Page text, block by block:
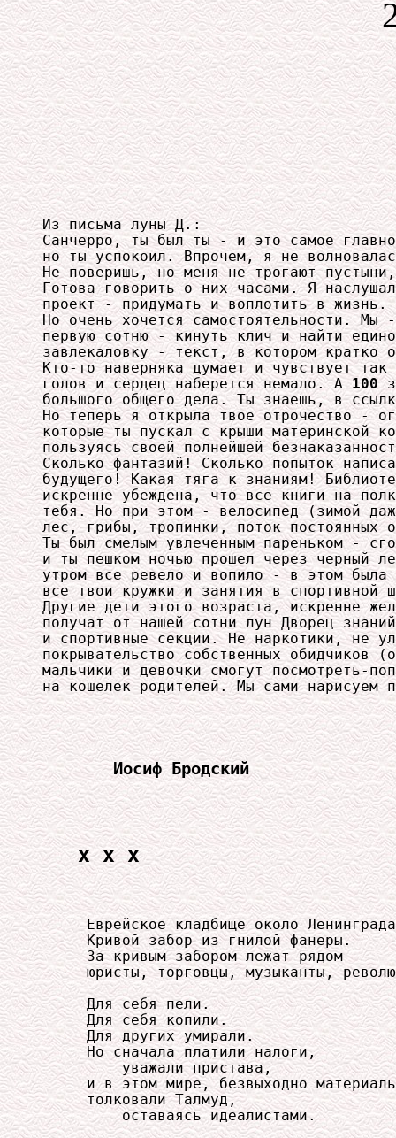
Из письма луны Д.:
Санчерро, ты был ты - и это самое
но ты успокоил. Впрочем, я не
Не поверишь, но меня не трогают
Готова говорить о них часами. Я
проект - придумать и воплотить в
Но очень хочется самостоятельности. Мы
первую сотню - кинуть клич и найти
завлекаловку - текст, в котором кратко
Кто-то наверняка думает и чувствует
голов и сердец наберется немало. А 100
большого общего дела. Ты знаешь, в
Но теперь я открыла твое отрочество -
которые ты пускал с крыши материнской
пользуясь своей полнейшей
Сколько фантазий! Сколько попыток
будущего! Какая тяга к знаниям!
искренне убеждена, что все книги на
тебя. Но при этом - велосипед (зимой
лес, грибы, тропинки, поток постоянных
Ты был смелым увлеченным пареньком -
и ты пешком ночью прошел через черный
утром все ревело и вопило - в этом
все твои кружки и занятия в
Другие дети этого возраста, искренне
получат от нашей сотни лун Дворец
и спортивные секции. Не наркотики, не
покрывательство собственных
мальчики и девочки смогут посмотреть-
на кошелек родителей. Мы сами
Иосиф Бродский
x x x
Еврейское кладбище около
     Кривой забор из гнилой фанеры.
     За кривым забором лежат рядом
юристы, торговцы, музыканты,
     Для себя пели.
     Для себя копили.
     Для других умирали.
     Но сначала платили налоги,
         уважали пристава,
и в этом мире, безвыходно
     толковали Талмуд,
         оставаясь идеалистами.